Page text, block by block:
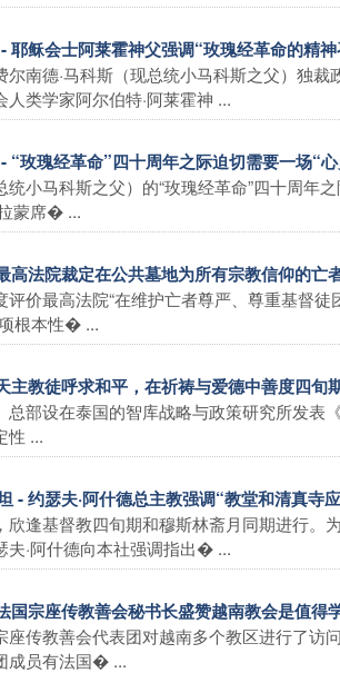
耶稣会士阿莱霍神父强调“玫瑰经革命的精
南德·马科斯（现总统小马科斯之父）独
人类学家阿尔伯特·阿莱霍神 ...
“玫瑰经革命”四十周年之际迫切需要一场“
统小马科斯之父）的“玫瑰经革命”四十周年
蒙席� ...
高法院裁定在公共墓地为所有宗教信仰的亡
评价最高法院“在维护亡者尊严、尊重基督
根本性� ...
主教徒呼求和平，在祈祷与爱德中善度四旬
总部设在泰国的智库战略与政策研究所发表
性 ...
- 约瑟夫·阿什德总主教强调“教堂和清真寺
逢基督教四旬期和穆斯林斋月同期进行。
夫·阿什德向本社强调指出� ...
国宗座传教善会秘书长盛赞越南教会是值得
座传教善会代表团对越南多个教区进行了访
成员有法国� ...